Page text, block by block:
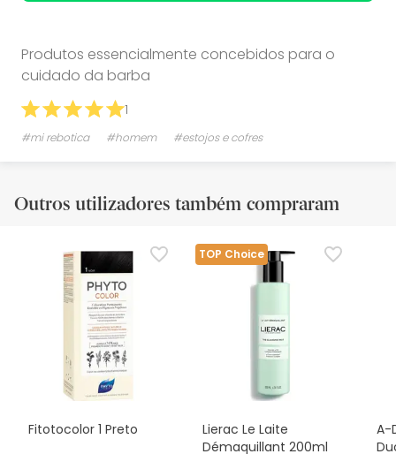
Produtos essencialmente concebidos para o
cuidado da barba
1
#mi rebotica #homem #estojos e cofres
Outros utilizadores também compraram
Fitotocolor 1 Preto
TOP Choice
Lierac Le Laite
Démaquillant 200ml
A-